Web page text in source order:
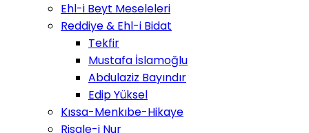
Ehl-i Beyt Meseleleri
Reddiye & Ehl-i Bidat
Tekfir
Mustafa İslamoğlu
Abdulaziz Bayındır
Edip Yüksel
Kıssa-Menkıbe-Hikaye
Risale-i Nur